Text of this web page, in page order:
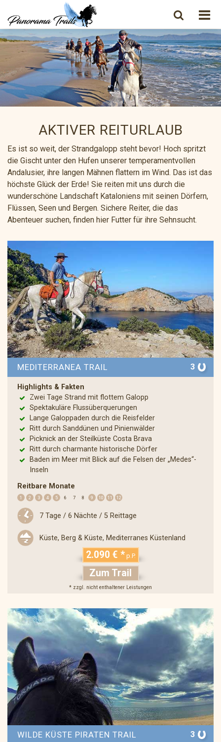
AKTIVER REITURLAUB
Es ist so weit, der Strandgalopp steht bevor! Hoch spritzt
die Gischt unter den Hufen unserer temperamentvollen
Andalusier, ihre langen Mähnen flattern im Wind. Das ist das
höchste Glück der Erde! Sie reiten mit uns durch die
wunderschöne Landschaft Kataloniens mit seinen Dörfern,
Flüssen, Seen und Bergen. Sichere Reiter, die das
Abenteuer suchen, finden hier Futter für ihre Sehnsucht.
MEDITERRANEA TRAIL 3
Highlights & Fakten
Zwei Tage Strand mit flottem Galopp
Spektakuläre Flussüberquerungen
Lange Galoppaden durch die Reisfelder
Ritt durch Sanddünen und Pinienwälder
Picknick an der Steilküste Costa Brava
Ritt durch charmante historische Dörfer
Baden im Meer mit Blick auf die Felsen der „Medes“-
Inseln
Reitbare Monate
1 2 3 4 5 6 7 8 9 10 11 12
7 Tage / 6 Nächte / 5 Reittage
Küste, Berg & Küste, Mediterranes Küstenland
2.090 € * p.P.
Zum Trail
* zzgl. nicht enthaltener Leistungen
WILDE KÜSTE PIRATEN TRAIL 3